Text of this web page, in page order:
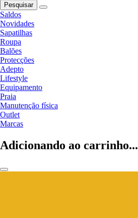
Pesquisar
Saldos
Novidades
Sapatilhas
Roupa
Balões
Protecções
Adepto
Lifestyle
Equipamento
Praia
Manutenção física
Outlet
Marcas
Adicionando ao carrinho...